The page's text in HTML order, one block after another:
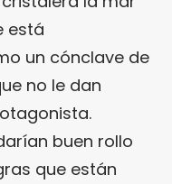
está
un cónclave de
no le dan
buen rollo
que están